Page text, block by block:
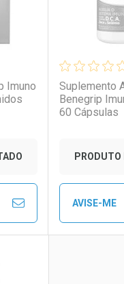
Ativar
Comprar
Comprar
Imuno
Suplemento
Benegrip
60 Cápsulas
PRODUTO
AVISE-ME